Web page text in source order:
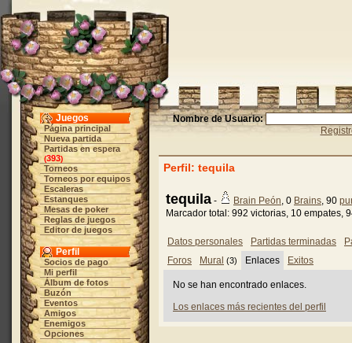
Juegos
Página principal
Nueva partida
Partidas en espera
(393)
Torneos
Torneos por equipos
Escaleras
Estanques
Mesas de poker
Reglas de juegos
Editor de juegos
Perfil
Socios de pago
Mi perfil
Álbum de fotos
Buzón
Eventos
Amigos
Enemigos
Opciones
Nombre de Usuario:
Perfil: tequila
tequila - Brain Peón, 0 Brains, 90
Marcador total: 992 victorias, 10 empates,
Datos personales Partidas terminadas
Foros
Mural (3) Enlaces Exitos
No se han encontrado enlaces.
Los enlaces más recientes del perfil